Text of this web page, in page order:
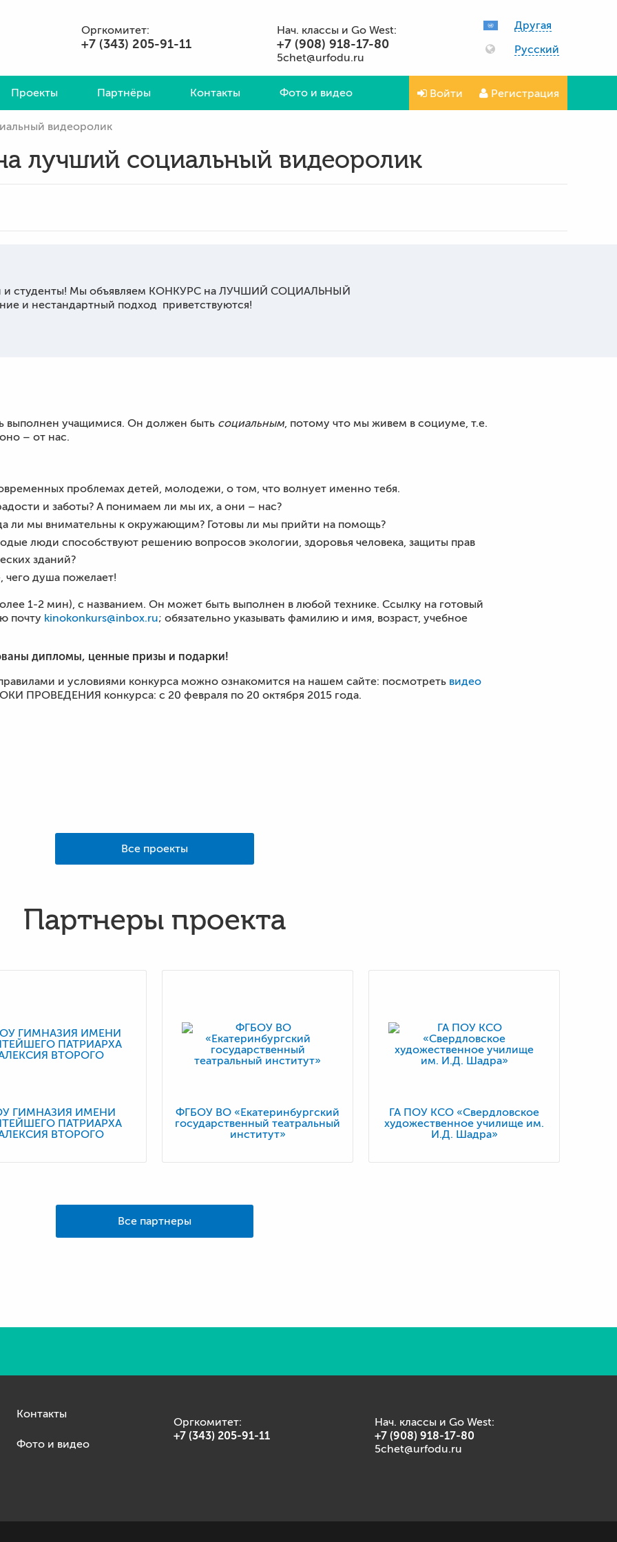
Оргкомитет: Нач. классы и Go West:
+7 (343) 205-91-11 +7 (908) 918-17-80
5chet@urfodu.ru
Другая
Русский
Проекты Партнёры Контакты Фото и видео Войти Регистрация
видеоролик
лучший социальный видеоролик
и студенты! Мы объявляем КОНКУРС на ЛУЧШИЙ СОЦИАЛЬНЫЙ
и нестандартный подход приветствуются!
выполнен учащимися. Он должен быть социальным, потому что мы живем в социуме, т.е.
– от нас.
проблемах детей, молодежи, о том, что волнует именно тебя.
и заботы? А понимаем ли мы их, а они – нас?
ли мы внимательны к окружающим? Готовы ли мы прийти на помощь?
люди способствуют решению вопросов экологии, здоровья человека, защиты прав
зданий?
чего душа пожелает!
1-2 мин), с названием. Он может быть выполнен в любой технике. Ссылку на готовый
почту kinokonkurs@inbox.ru; обязательно указывать фамилию и имя, возраст, учебное
дипломы, ценные призы и подарки!
и условиями конкурса можно ознакомится на нашем сайте: посмотреть видео
ПРОВЕДЕНИЯ конкурса: с 20 февраля по 20 октября 2015 года.
Все проекты
Партнеры проекта
ГИМНАЗИЯ ИМЕНИ
ПАТРИАРХА
ВТОРОГО
ФГБОУ ВО «Екатеринбургский
государственный театральный
институт»
ГА ПОУ КСО «Свердловское
художественное училище им.
И.Д. Шадра»
Все партнеры
Контакты
Фото и видео
Оргкомитет: Нач. классы и Go West:
+7 (343) 205-91-11 +7 (908) 918-17-80
5chet@urfodu.ru